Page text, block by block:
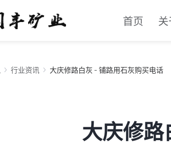
首页 关
行业资讯 大庆修路白灰 - 铺路用石灰购买电话
大庆修路